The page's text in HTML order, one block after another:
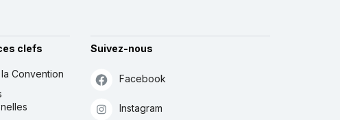
clefs
Convention
Suivez-nous
Facebook
Instagram